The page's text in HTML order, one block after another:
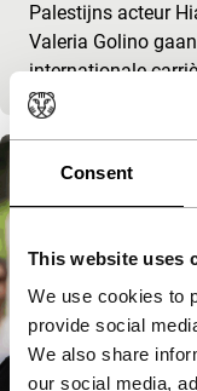
Consent
This website uses
We use cookies to
provide social
We also share
our social media,
Palestijns acteur
Valeria Golino
internationale